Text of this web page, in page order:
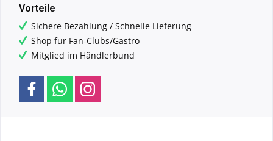
Vorteile
Sichere Bezahlung / Schnelle Lieferung
Shop für Fan-Clubs/Gastro
Mitglied im Händlerbund